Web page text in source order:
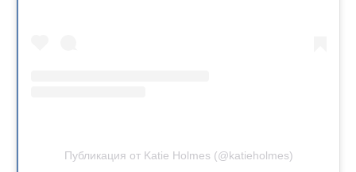
Публикация от Katie Holmes (@katieholmes)